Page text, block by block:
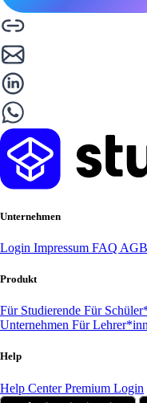
Unternehmen
Login Impressum FAQ AGB
Produkt
Für Studierende Für
Unternehmen Für
Help
Help CenterPremium Login